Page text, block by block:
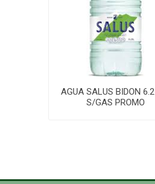
AGUA SALUS BIDON
S/GAS PROMO